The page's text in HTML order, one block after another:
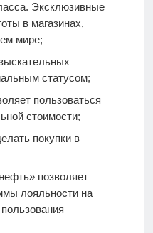
Эксклюзивные
в магазинах,
мире;
статусом;
пользоваться
стоимости;
покупки в
позволяет
лояльности на